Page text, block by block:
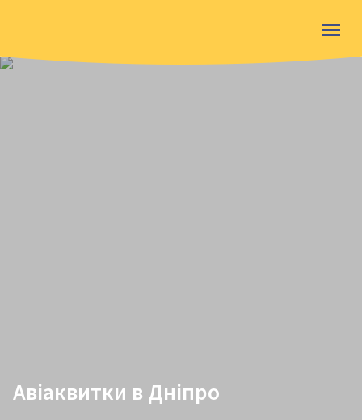
Авіаквитки в Дніпро